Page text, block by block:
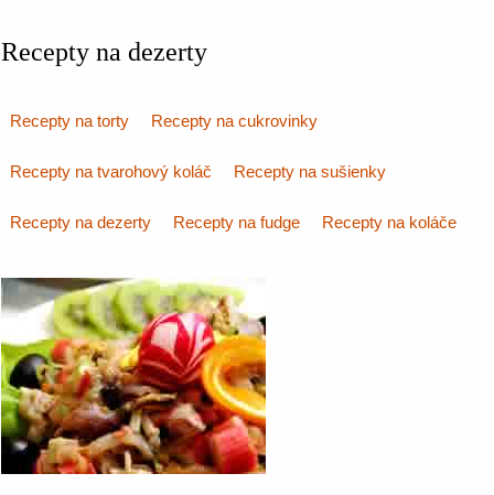
Recepty na dezerty
Recepty na torty Recepty na cukrovinky
Recepty na tvarohový koláč Recepty na sušienky
Recepty na dezerty Recepty na fudge Recepty na koláče